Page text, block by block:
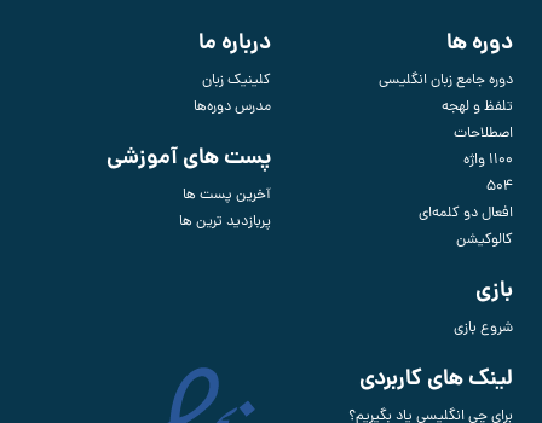
دوره ها
دوره جامع زبان انگلیسی
تلفظ و لهجه
اصطلاحات
1100 واژه
504
افعال دو کلمه‌ای
کالوکیشن
بازی
شروع بازی
درباره ما
کلینیک زبان
مدرس دوره‌ها
پست های آموزشی
آخرین پست ها
پربازدید ترین ها
لینک های کاربردی
برای چی انگلیسی یاد بگیریم؟